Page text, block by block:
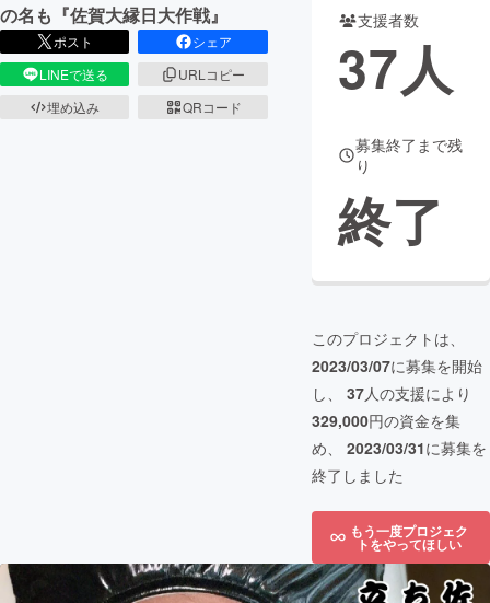
の名も『佐賀大縁日大作戦』
ポスト
シェア
LINEで送る
URLコピー
埋め込み
QRコード
支援者数
37人
募集終了まで残
り
終了
このプロジェクトは、
2023/03/07に募集を開始
し、 37人の支援により
329,000円の資金を集
め、 2023/03/31に募集を
終了しました
もう一度プロジェク
トをやってほしい